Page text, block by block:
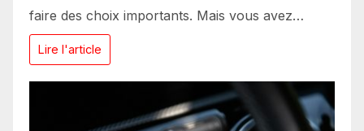
faire des choix importants. Mais vous avez…
Lire l'article